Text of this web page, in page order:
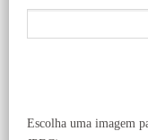
Escolha uma imagem